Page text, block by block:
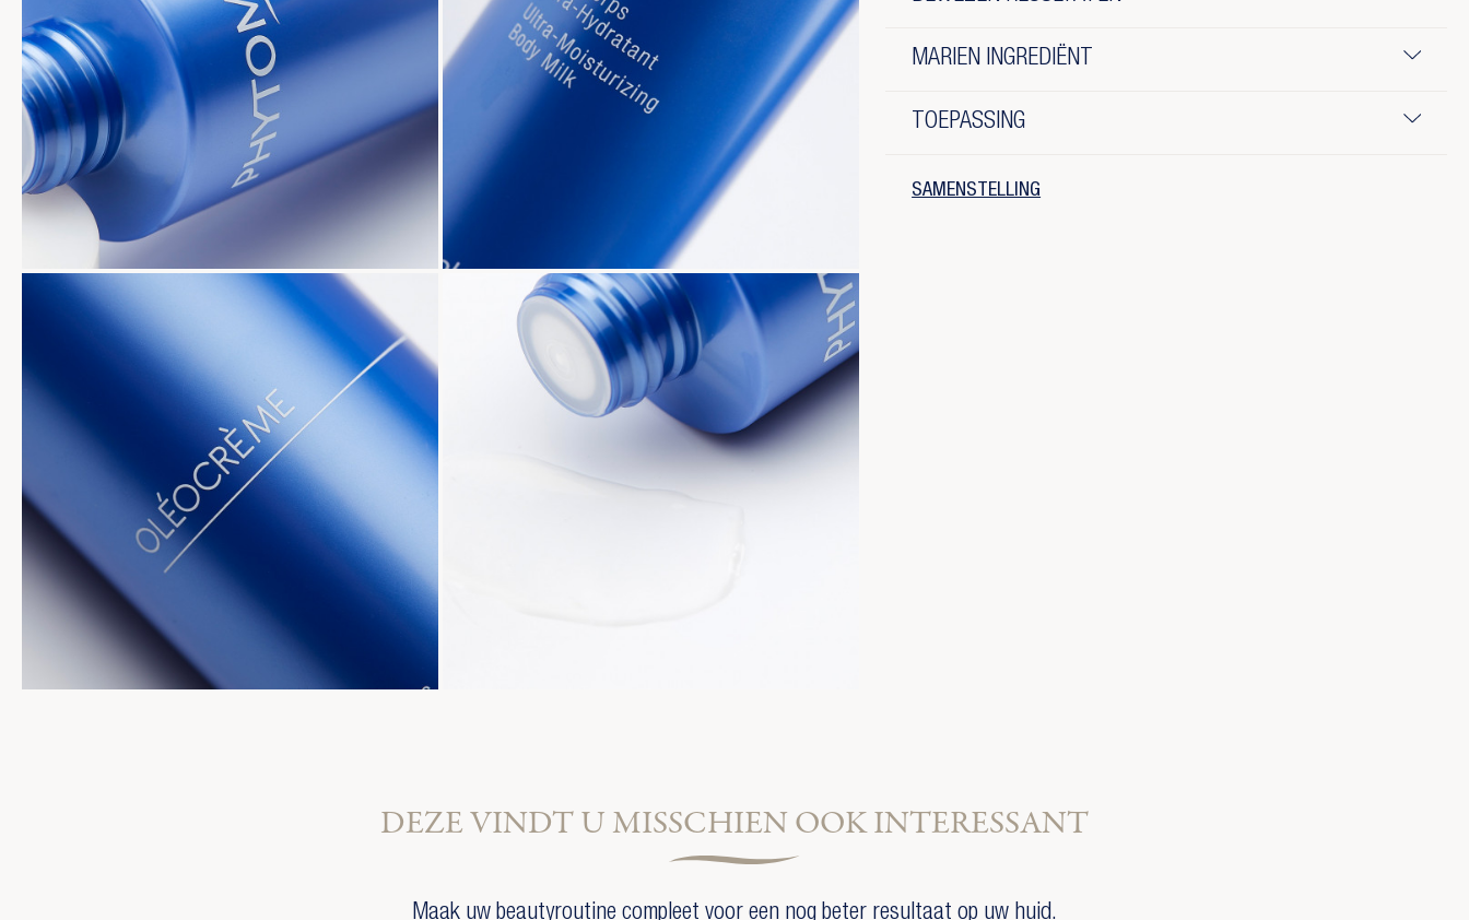
MARIEN INGREDIËNT
TOEPASSING
SAMENSTELLING
DEZE VINDT U MISSCHIEN OOK INTERESSANT
Maak uw beautyroutine compleet voor een nog beter resultaat op uw huid.